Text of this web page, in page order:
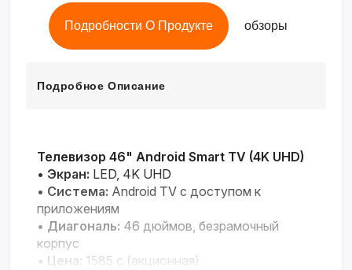
Подробности О Продукте обзоры
Подробное Описание
Телевизор 46" Android Smart TV (4K UHD)
• Экран: LED, 4K UHD
• Система: Android TV с доступом к
приложениям
• Диагональ: 46 дюймов, безрамочный
корпус
• Цена: 1585 с (акционная)